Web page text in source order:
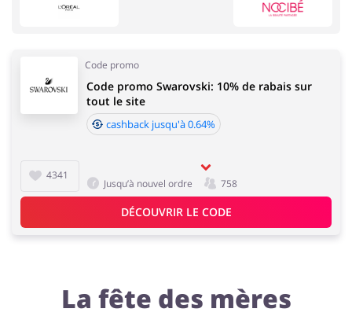
Animaux
Cadeaux & Papeterie
Bijoux & Accessoires Tourisme
Code promo
4341
Code promo Swarovski: 10% de rabais sur
tout le site
cashback jusqu'à 0.64%
Jusqu’à nouvel ordre 758
DÉCOUVRIR LE CODE
La fête des mères